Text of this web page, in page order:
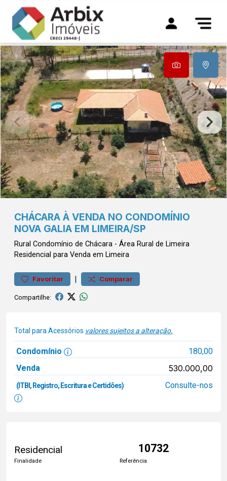
CHÁCARA À VENDA NO CONDOMÍNIO
NOVA GALIA EM LIMEIRA/SP
Rural Condomínio de Chácara - Área Rural de Limeira
Residencial para Venda em Limeira
Favoritar | Comparar
Compartilhe:
Total para Acessórios valores sujeitos a alteração.
Condomínio
180,00
Venda
530.000,00
(ITBI, Registro, Escritura e Certidões) Consulte-nos
Residencial
Finalidade
10732
Referência